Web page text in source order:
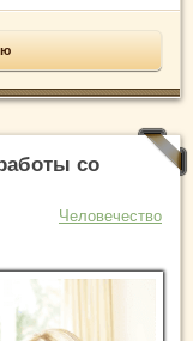
со
Человечество